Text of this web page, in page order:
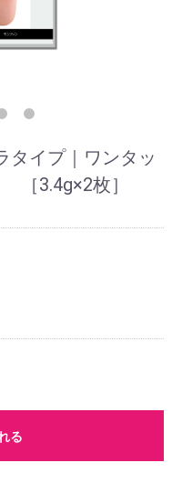
タイプ｜ワンタッ
3.4g×2枚］
る